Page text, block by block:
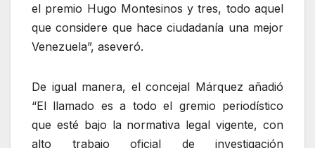
el premio Hugo Montesinos y tres, todo aquel
que considere que hace ciudadanía una mejor
Venezuela”, aseveró.
De igual manera, el concejal Márquez añadió
“El llamado es a todo el gremio periodístico
que esté bajo la normativa legal vigente, con
alto trabajo oficial de investigación